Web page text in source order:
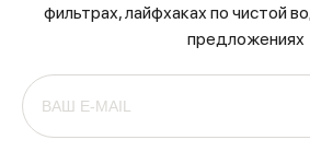
фильтрах, лайфхаках по чистой
предложениях